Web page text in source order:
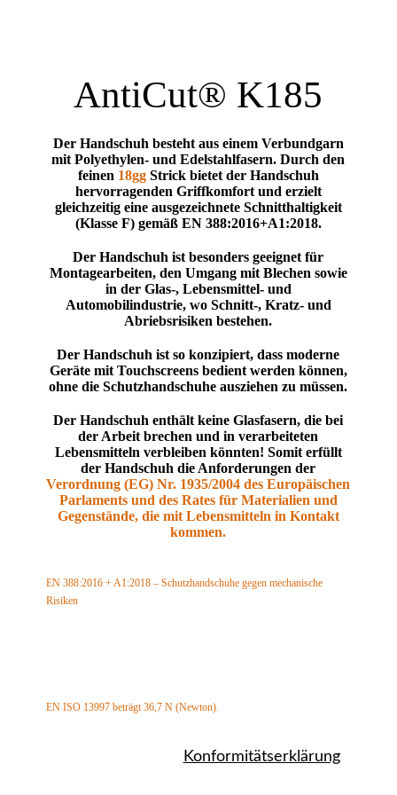
AntiCut® K185
Der Handschuh besteht aus einem Verbundgarn
mit Polyethylen- und Edelstahlfasern. Durch den
feinen 18ggStrick bietet der Handschuh
hervorragenden Griffkomfort und erzielt
gleichzeitig eine ausgezeichnete Schnitthaltigkeit
(Klasse F) gemäß EN 388:2016+A1:2018.
Der Handschuh ist besonders geeignet für
Montagearbeiten, den Umgang mit Blechen sowie
in der Glas-, Lebensmittel- und
Automobilindustrie, wo Schnitt-, Kratz- und
Abriebsrisiken bestehen.
Der Handschuh ist so konzipiert, dass moderne
Geräte mit Touchscreensbedient werden können,
ohne die Schutzhandschuhe ausziehen zu müssen.
Der Handschuh enthält keine Glasfasern, die bei
der Arbeit brechen und in verarbeiteten
Lebensmitteln verbleiben könnten! Somit erfüllt
der Handschuh die Anforderungen der
Verordnung (EG) Nr. 1935/2004 des Europäischen
Parlaments und des Rates für Materialien und
Gegenstände, die mit Lebensmitteln in Kontakt
kommen.
EN 388:2016 + A1:2018 – Schutzhandschuhe gegen mechanische
Risiken
EN ISO 13997 beträgt 36,7 N (Newton).
Konformitätserklärung